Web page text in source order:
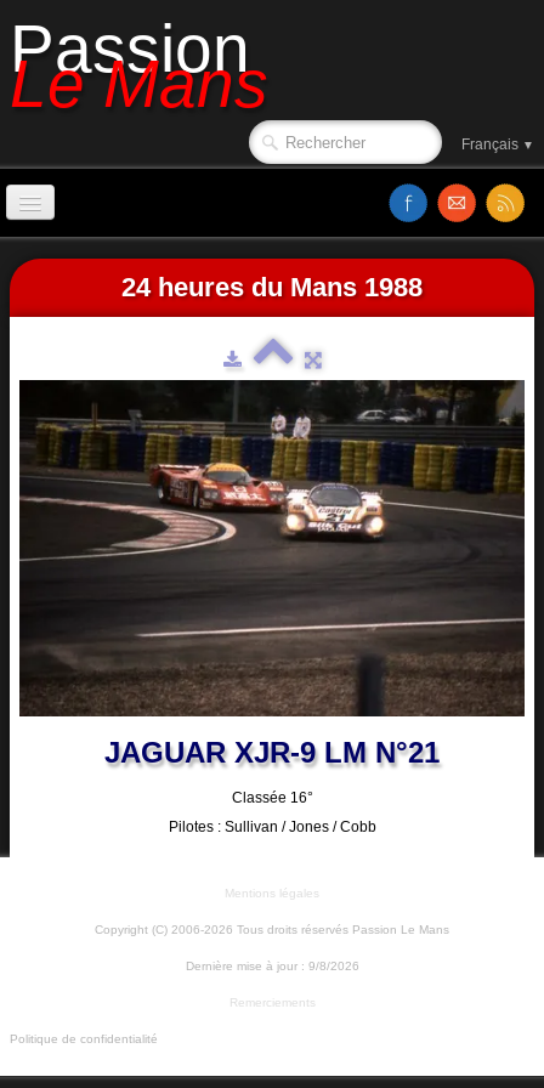
Passion
Le Mans
Français ▼
Accueil
Sorties de piste
Classements
Vidéos
24 heures du Mans 1988
JAGUAR XJR-9 LM N°21
Classée 16°
Pilotes : Sullivan / Jones / Cobb
Mentions légales
Copyright (C) 2006-2026 Tous droits réservés Passion Le Mans
Dernière mise à jour : 9/8/2026
Remerciements
Politique de confidentialité